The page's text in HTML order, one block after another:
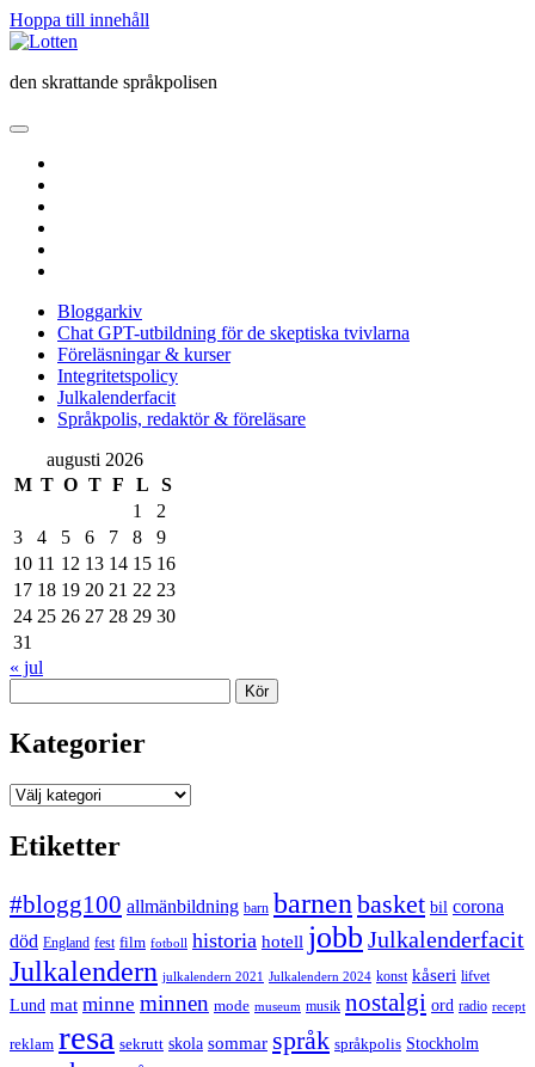
Hoppa till innehåll
Lotten
den skrattande språkpolisen
öppna
meny
Bloggarkiv
Chat GPT-utbildning för de skeptiska tvivlarna
Föreläsningar & kurser
Integritetspolicy
Julkalenderfacit
Språkpolis, redaktör & föreläsare
Sidopanel
augusti 2026
M T O T F L
S
1
2
3
4 5 6 7 8
9
10 11 12 13 14 15 16
17 18 19 20 21 22 23
24 25 26 27 28 29 30
31
« jul
Kategorier
Kategorier
Etiketter
#blogg100 allmänbildning barn barnen basket bil corona
död England fest film fotboll historia hotell jobb Julkalenderfacit
Julkalendern julkalendern 2021 Julkalendern 2024 konst kåseri lifvet
Lund mat minne minnen mode museum musik nostalgi ord radio recept
reklam resa sekrutt skola sommar språk språkpolis Stockholm